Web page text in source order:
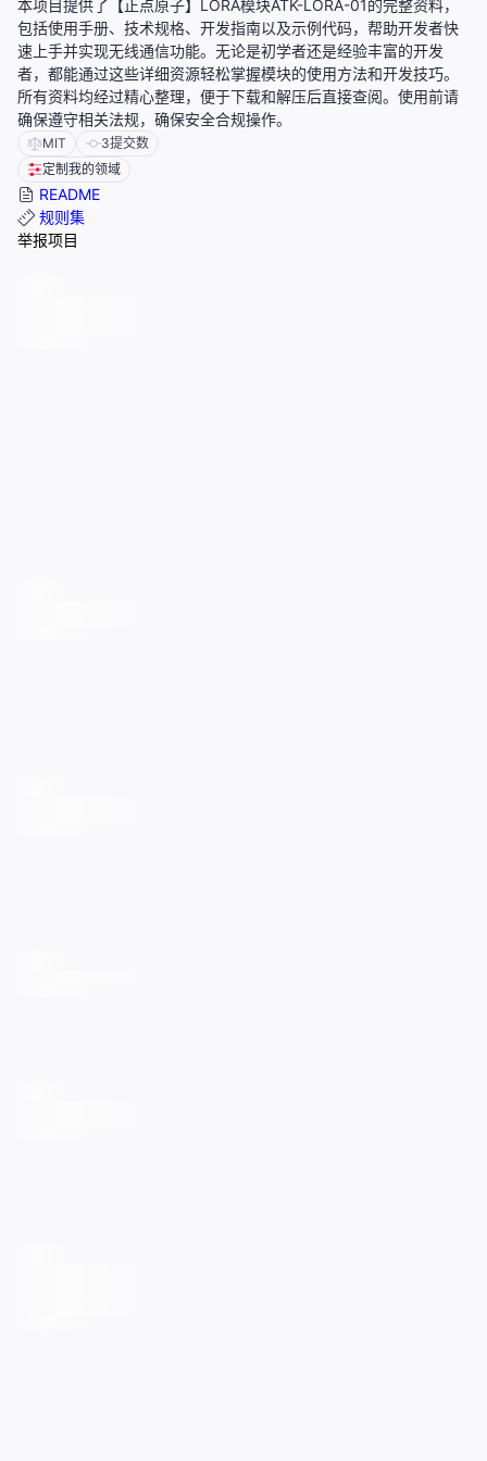
本项目提供了【正点原子】LORA模块ATK-LORA-01的完整资料，
包括使用手册、技术规格、开发指南以及示例代码，帮助开发者快
速上手并实现无线通信功能。无论是初学者还是经验丰富的开发
者，都能通过这些详细资源轻松掌握模块的使用方法和开发技巧。
所有资料均经过精心整理，便于下载和解压后直接查阅。使用前请
确保遵守相关法规，确保安全合规操作。
MIT 3提交数
定制我的领域
README
规则集
举报项目